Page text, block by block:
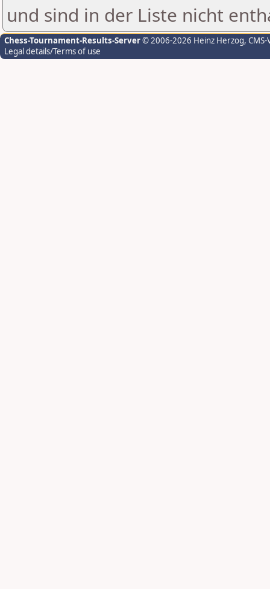
und sind in der Liste nicht
Chess-Tournament-Results-Server© 2006-2026 Heinz Herzog,
Legal details/Terms of use